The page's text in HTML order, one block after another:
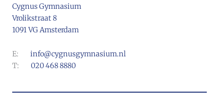
Cygnus Gymnasium
Vrolikstraat 8
1091 VG Amsterdam
E: info@cygnusgymnasium.nl
T: 020 468 8880